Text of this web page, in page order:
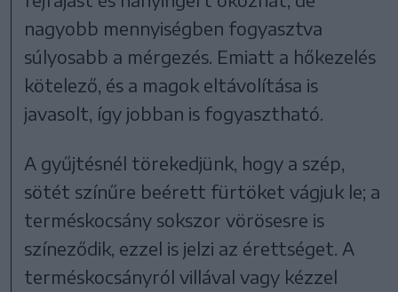
nagyobb mennyiségben fogyasztva
súlyosabb a mérgezés. Emiatt a hőkezelés
kötelező, és a magok eltávolítása is
javasolt, így jobban is fogyasztható.
A gyűjtésnél törekedjünk, hogy a szép,
sötét színűre beérett fürtöket vágjuk le; a
terméskocsány sokszor vörösesre is
színeződik, ezzel is jelzi az érettséget. A
terméskocsányról villával vagy kézzel